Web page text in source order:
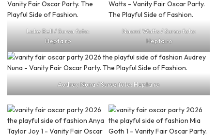
Lake Bell / Sursa foto:
Hepta.ro
Naomi Watts / Sursa foto:
Hepta.ro
Audrey Nuna / Sursa foto: Hepta.ro